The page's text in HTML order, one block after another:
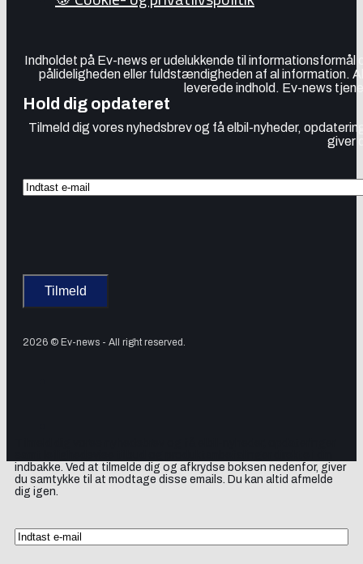
Indholdet på Ev-news er udelukkende til
pålideligheden eller fuldstændigheden af al information.
leverede indhold. Ev-news
Hold dig opdateret
Tilmeld dig vores nyhedsbrev og få elbil-nyheder,
giver
2026 © Ev-news - All right reserved.
indbakke. Ved at tilmelde dig og afkrydse boksen nedenfor, giver
du samtykke til at modtage disse emails. Du kan altid afmelde
dig igen.